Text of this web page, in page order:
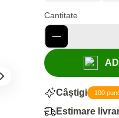
Cantitate
Câștigi 100
Estimare